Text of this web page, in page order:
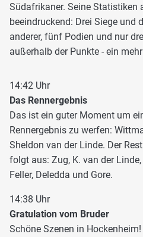
Südafrikaner. Seine Statistiken
beeindruckend: Drei Siege und
anderer, fünf Podien und nur
außerhalb der Punkte - ein
14:42 Uhr
Das Rennergebnis
Das ist ein guter Moment um
Rennergebnis zu werfen:
Sheldon van der Linde. Der
folgt aus: Zug, K. van der Linde,
Feller, Deledda und Gore.
14:38 Uhr
Gratulation vom Bruder
Schöne Szenen in